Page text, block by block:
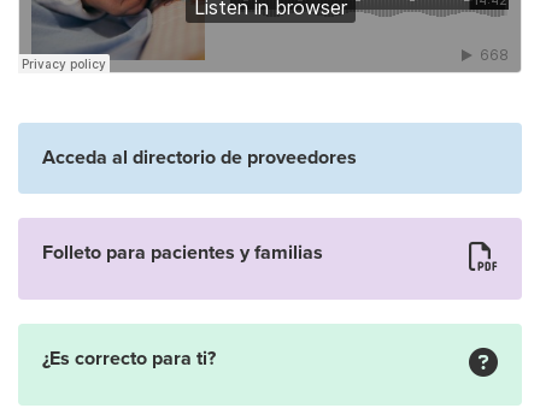
Acceda al directorio de proveedores
Folleto para pacientes y familias
¿Es correcto para ti?